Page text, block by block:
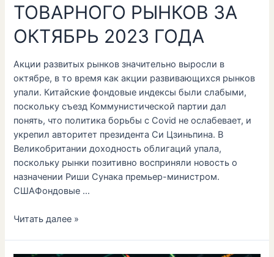
ТОВАРНОГО РЫНКОВ ЗА
ОКТЯБРЬ 2023 ГОДА
Акции развитых рынков значительно выросли в
октябре, в то время как акции развивающихся рынков
упали. Китайские фондовые индексы были слабыми,
поскольку съезд Коммунистической партии дал
понять, что политика борьбы с Covid не ослабевает, и
укрепил авторитет президента Си Цзиньпина. В
Великобритании доходность облигаций упала,
поскольку рынки позитивно восприняли новость о
назначении Риши Сунака премьер-министром.
СШАФондовые …
Читать далее »